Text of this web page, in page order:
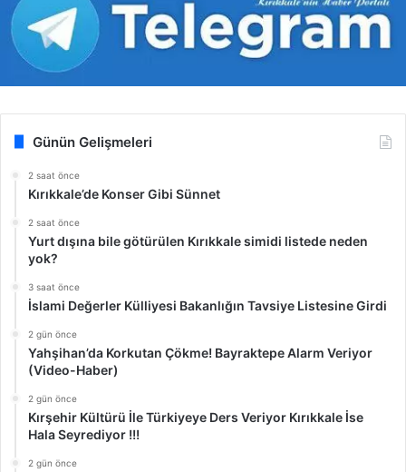
Günün Gelişmeleri
2 saat önce
Kırıkkale’de Konser Gibi Sünnet
2 saat önce
Yurt dışına bile götürülen Kırıkkale simidi listede neden
yok?
3 saat önce
İslami Değerler Külliyesi Bakanlığın Tavsiye Listesine Girdi
2 gün önce
Yahşihan’da Korkutan Çökme! Bayraktepe Alarm Veriyor
(Video-Haber)
2 gün önce
Kırşehir Kültürü İle Türkiyeye Ders Veriyor Kırıkkale İse
Hala Seyrediyor !!!
2 gün önce